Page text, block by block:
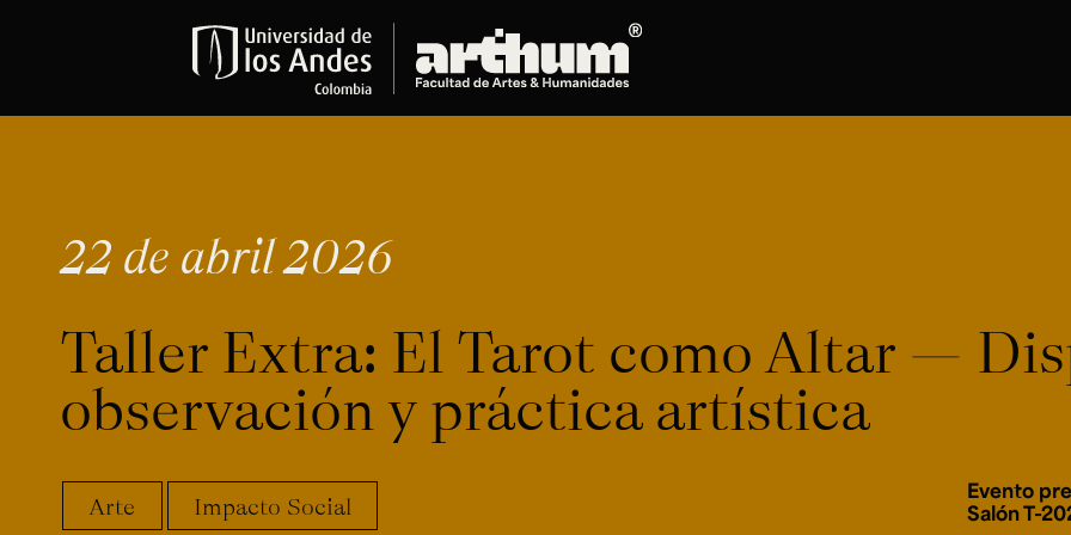
Literatura
Opciones Académicas
Educación Continua
Cursos abiertos al público
Cursos libres y de extensión
Programas especializados y
Maestría en Humanidades Digitales
Maestría en Literatura
Maestría en Música
22 de abril 2026
Taller Extra: El Tarot como Altar —
observación y práctica artística
Arte Impacto Social
Evento
Salón T-